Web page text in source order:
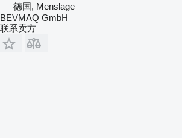
德国, Menslage
BEVMAQ GmbH
联系卖方